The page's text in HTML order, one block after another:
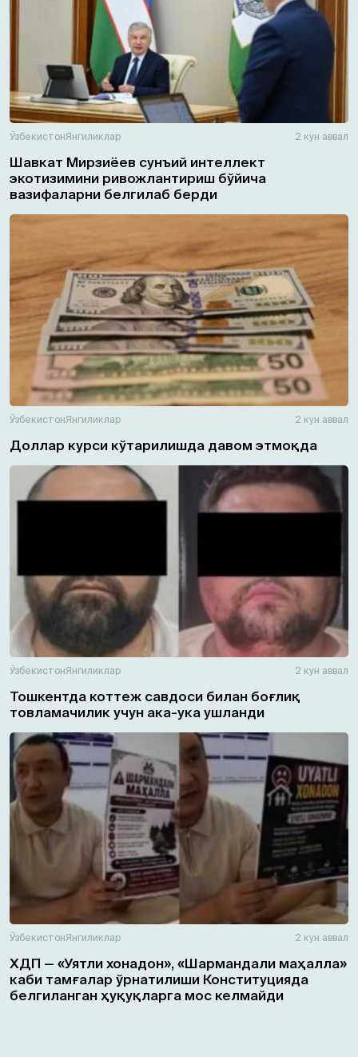
ЎзбекистонЯнгиликлар 2 кун аввал
Шавкат Мирзиёев сунъий интеллект
экотизимини ривожлантириш бўйича
вазифаларни белгилаб берди
ЎзбекистонЯнгиликлар 2 кун аввал
Доллар курси кўтарилишда давом этмоқда
ЎзбекистонЯнгиликлар 2 кун аввал
Тошкентда коттеж савдоси билан боғлиқ
товламачилик учун ака-ука ушланди
ЎзбекистонЯнгиликлар 2 кун аввал
ХДП — «Уятли хонадон», «Шармандали маҳалла»
каби тамғалар ўрнатилиши Конституцияда
белгиланган ҳуқуқларга мос келмайди